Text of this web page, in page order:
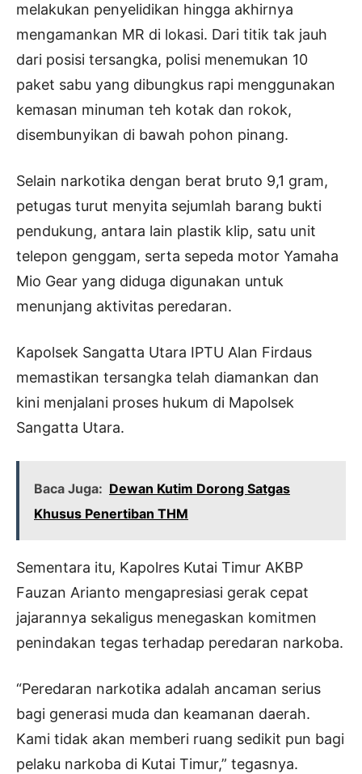
melakukan penyelidikan hingga akhirnya
mengamankan MR di lokasi. Dari titik tak jauh
dari posisi tersangka, polisi menemukan 10
paket sabu yang dibungkus rapi menggunakan
kemasan minuman teh kotak dan rokok,
disembunyikan di bawah pohon pinang.
Selain narkotika dengan berat bruto 9,1 gram,
petugas turut menyita sejumlah barang bukti
pendukung, antara lain plastik klip, satu unit
telepon genggam, serta sepeda motor Yamaha
Mio Gear yang diduga digunakan untuk
menunjang aktivitas peredaran.
Kapolsek Sangatta Utara IPTU Alan Firdaus
memastikan tersangka telah diamankan dan
kini menjalani proses hukum di Mapolsek
Sangatta Utara.
Baca Juga: Dewan Kutim Dorong Satgas
Khusus Penertiban THM
Sementara itu, Kapolres Kutai Timur AKBP
Fauzan Arianto mengapresiasi gerak cepat
jajarannya sekaligus menegaskan komitmen
penindakan tegas terhadap peredaran narkoba.
“Peredaran narkotika adalah ancaman serius
bagi generasi muda dan keamanan daerah.
Kami tidak akan memberi ruang sedikit pun bagi
pelaku narkoba di Kutai Timur,” tegasnya.